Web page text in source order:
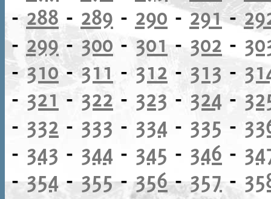
-288 - 289 - 290 -291-
- 299 -300 - 301 - 302 -
- 310-311 - 312 - 313 -
- 321 - 322 - 323 - 324 -
- 332 - 333 - 334 - 335 -
- 343 - 344 - 345 - 346 -
-354 -355-356-357-